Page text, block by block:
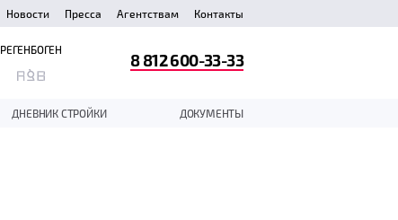
Новости Пресса Агентствам Контакты
ДНЕВНИК СТРОЙКИ ДОКУМЕНТЫ
РЕГЕНБОГЕН
8 812 600-33-33